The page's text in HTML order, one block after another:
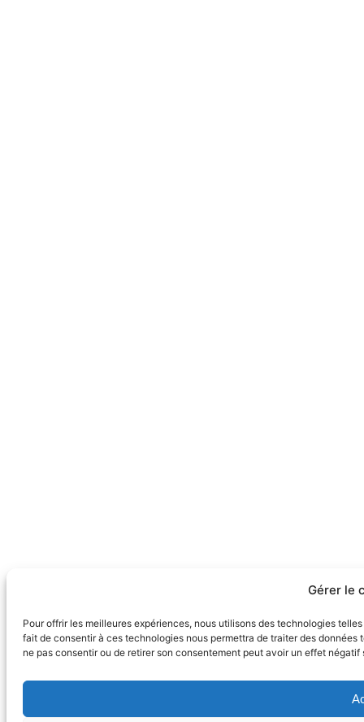
Gérer le
Pour offrir les meilleures expériences, nous utilisons des technologies
fait de consentir à ces technologies nous permettra de traiter des
ne pas consentir ou de retirer son consentement peut avoir un effet